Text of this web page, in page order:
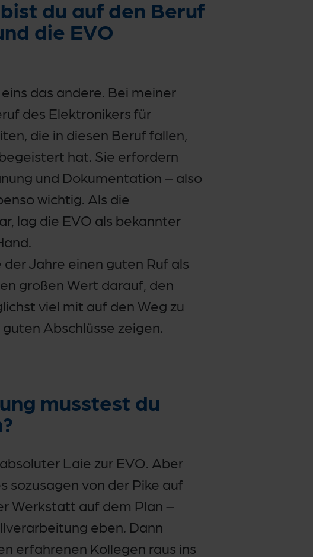
du auf den Beruf
die EVO
das andere. Bei meiner
des Elektronikers für
die in diesen Beruf fallen,
hat. Sie erfordern
und Dokumentation – also
wichtig. Als die
lag die EVO als bekannter
Jahre einen guten Ruf als
großen Wert darauf, den
viel mit auf den Weg zu
Abschlüsse zeigen.
musstest du
Laie zur EVO. Aber
sozusagen von der Pike auf
Werkstatt auf dem Plan –
eben. Dann
erfahrenen Kollegen raus ins